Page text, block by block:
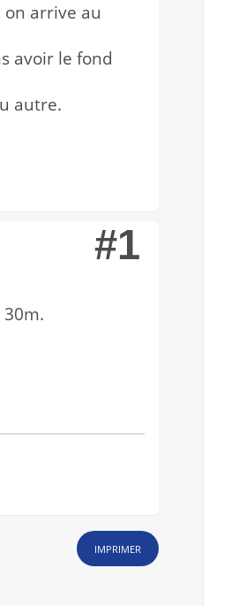
arrive au
avoir le fond
autre.
#1
IMPRIMER